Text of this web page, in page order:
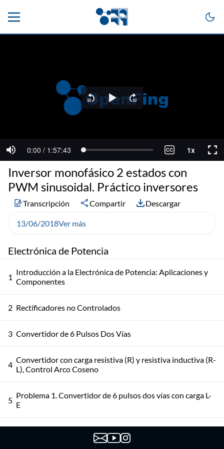
Electrónica de Potencia
1 Introducción a la Electrónica de Potencia: Aplicaciones y
Componentes
2 Rectificadores no Controlados
3 Convertidor de 6 Pulsos Dos Vías
4 Convertidor con carga resistiva (R) y resistiva inductiva (R-
L), Control Arco Coseno
5 Problema 1. Convertidor de 6 pulsos dos vías con carga L-
E
Práctico conmutados por la red. Problemas 2 y 3.
Inversor monofásico 2 estados con
PWM sinusoidal. Práctico inversores
Transcripción Compartir Descargar
13/06/2018Ver más